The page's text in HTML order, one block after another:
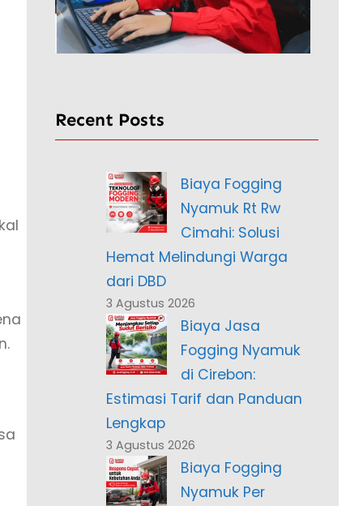
Recent Posts
Biaya Fogging
Nyamuk Rt Rw
Cimahi: Solusi
Hemat Melindungi Warga
dari DBD
3 Agustus 2026
Biaya Jasa
Fogging Nyamuk
di Cirebon:
Estimasi Tarif dan Panduan
Lengkap
3 Agustus 2026
Biaya Fogging
Nyamuk Per